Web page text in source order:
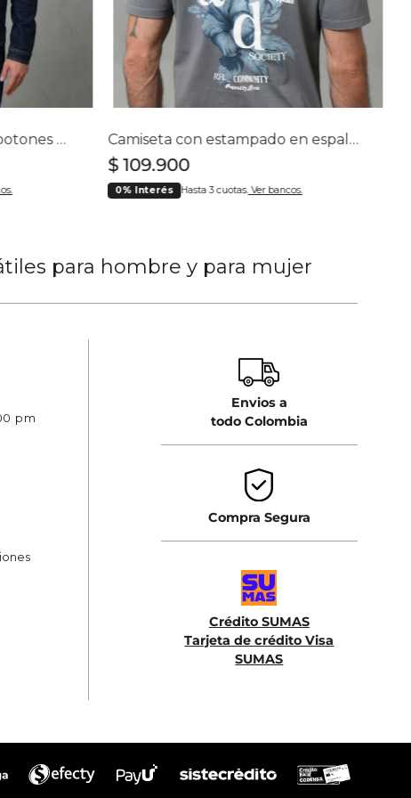
Chaqueta en denim con botones para hombre Camiseta con estampado en espalda para hombre
$ 109.900
0% Interés Hasta 3 cuotas.Ver bancos.
para hombre y para mujer
pm
Envios a
todo Colombia
Compra Segura
Crédito SUMAS
Tarjeta de crédito Visa
SUMAS